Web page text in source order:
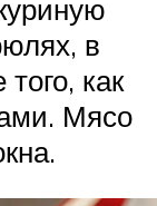
в
как
Мясо